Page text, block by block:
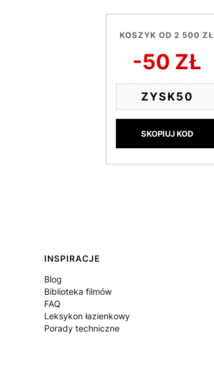
KOSZYK OD 2 500 ZŁ
-50 ZŁ
ZYSK50
SKOPIUJ KOD
Linki w stopce
INSPIRACJE
Blog
Biblioteka filmów
FAQ
Leksykon łazienkowy
Porady techniczne